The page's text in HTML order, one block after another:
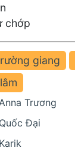
chớp
giang
Trương
Đại